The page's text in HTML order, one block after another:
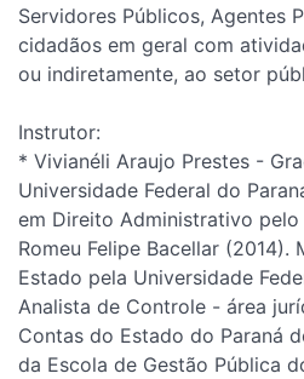
Servidores Públicos, Agentes
cidadãos em geral com
ou indiretamente, ao setor
Instrutor:
* Vivianéli Araujo Prestes -
Universidade Federal do
em Direito Administrativo
Romeu Felipe Bacellar (2014).
Estado pela Universidade
Analista de Controle - área
Contas do Estado do Paraná
da Escola de Gestão Pública